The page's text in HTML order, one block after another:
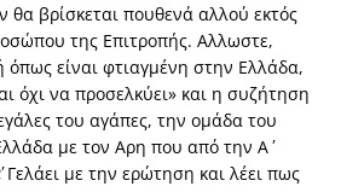
θα βρίσκεται πουθενά αλλού εκτός
της Επιτροπής. Αλλωστε,
όπως είναι φτιαγμένη στην Ελλάδα,
όχι να προσελκύει» και η συζήτηση
του αγάπες, την ομάδα του
με τον Αρη που από την Α΄
Γελάει με την ερώτηση και λέει πως